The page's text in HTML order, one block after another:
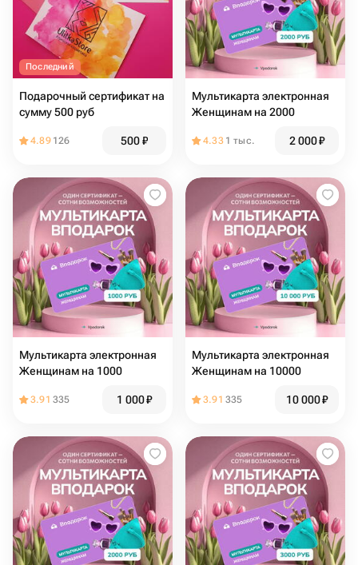
Последний
Подарочный сертификат на
сумму 500 руб
4.89 126 500₽
Мультикарта электронная
Женщинам на 2000
4.33 1 тыс. 2 000₽
Мультикарта электронная
Женщинам на 1000
3.91 335 1 000₽
Мультикарта электронная
Женщинам на 10000
3.91 335 10 000₽